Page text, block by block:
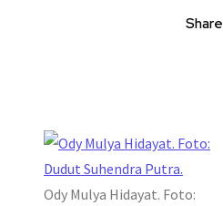
Share
Ody Mulya Hidayat. Foto: